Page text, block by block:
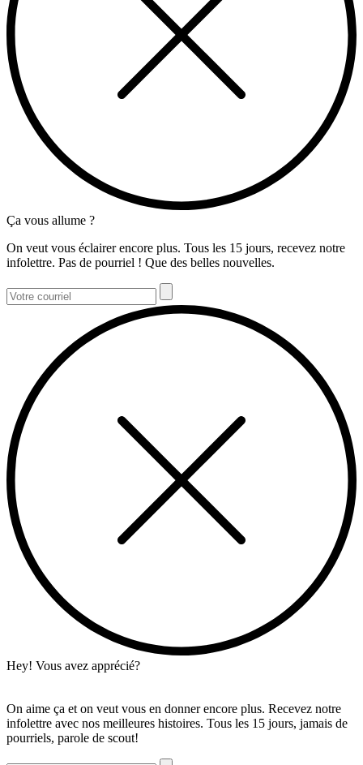
Ça vous allume ?
On veut vous éclairer encore plus. Tous les 15 jours, recevez notre
infolettre. Pas de pourriel ! Que des belles nouvelles.
Hey! Vous avez apprécié?
On aime ça et on veut vous en donner encore plus. Recevez notre
infolettre avec nos meilleures histoires. Tous les 15 jours, jamais de
pourriels, parole de scout!